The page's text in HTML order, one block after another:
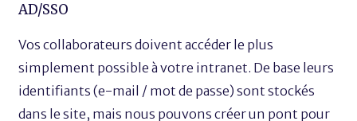
AD/SSO
Vos collaborateurs doivent accéder le plus
simplement possible à votre intranet. De base leurs
identifiants (e-mail / mot de passe) sont stockés
dans le site, mais nous pouvons créer un pont pour